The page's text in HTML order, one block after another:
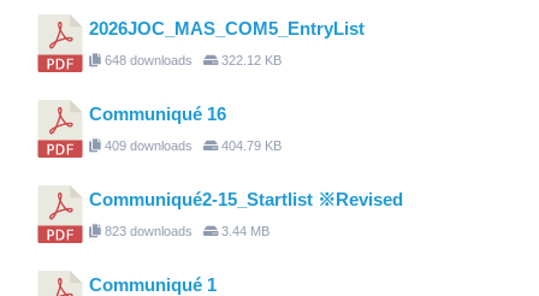
2026JOC_MAS_COM5_EntryList
648 downloads 322.12 KB
Communiqué 16
409 downloads 404.79 KB
Communiqué2-15_Startlist ※Revised
823 downloads 3.44 MB
Communiqué 1